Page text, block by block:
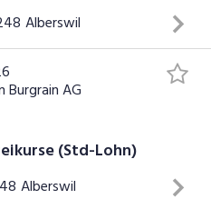
Alberswil
Einhaltung
Hygiene und
Burgrain AG
(Std-Lohn)
Alberswil